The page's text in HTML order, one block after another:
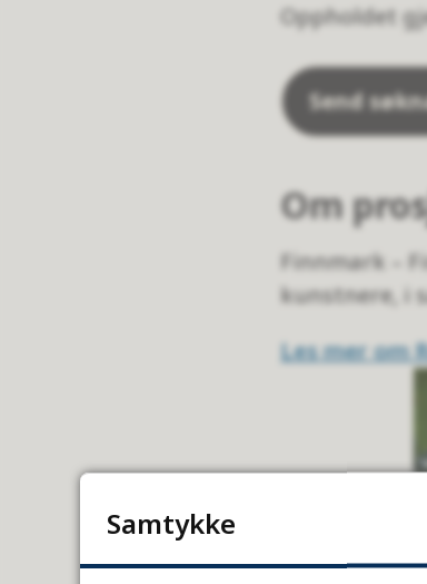
Oppholdet
Send
Om
Finnmark –
kunstnere, i
Les mer om
Samtykke